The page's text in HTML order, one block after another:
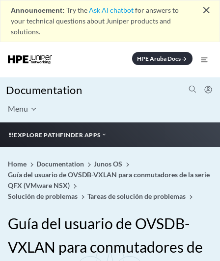
Announcement: Try theAsk AI chatbotfor answers to
your technical questions about Juniper products and
solutions.
close
HPE Aruba Docsarrow_forward
Documentation
Menu
EXPLORE PATHFINDER APPS
Home Documentation
Junos OS
Guía del usuario de OVSDB-VXLAN para conmutadores de la serie
QFX (VMware NSX)
Solución de problemas
Tareas de solución de problemas
Guía del usuario de OVSDB-
VXLAN para conmutadores de